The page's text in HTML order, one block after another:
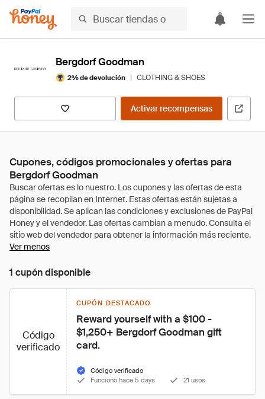
Bergdorf Goodman
2% de devolución | CLOTHING & SHOES
Activar recompensas
Cupones, códigos promocionales y ofertas para
Bergdorf Goodman
Ver menos
1 cupón disponible
Código
verificado
CUPÓN DESTACADO
Reward yourself with a $100 -
$1,250+ Bergdorf Goodman gift
card.
Código verificado
Funcionó hace 5 days
21 usos